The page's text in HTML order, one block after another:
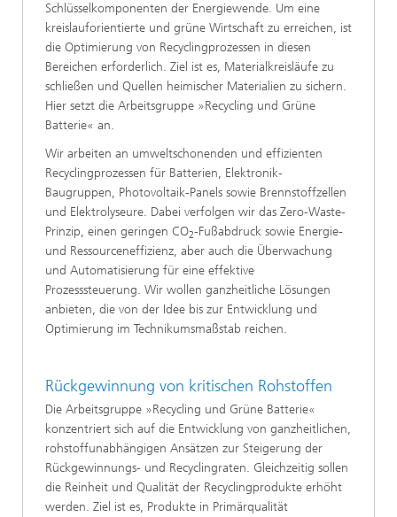
Schlüsselkomponenten der Energiewende. Um eine
kreislauforientierte und grüne Wirtschaft zu erreichen, ist
die Optimierung von Recyclingprozessen in diesen
Bereichen erforderlich. Ziel ist es, Materialkreisläufe zu
schließen und Quellen heimischer Materialien zu sichern.
Hier setzt die Arbeitsgruppe »Recycling und Grüne
Batterie« an.
Wir arbeiten an umweltschonenden und effizienten
Recyclingprozessen für Batterien, Elektronik-
Baugruppen, Photovoltaik-Panels sowie Brennstoffzellen
und Elektrolyseure. Dabei verfolgen wir das Zero-Waste-
Prinzip, einen geringen CO2-Fußabdruck sowie Energie-
und Ressourceneffizienz, aber auch die Überwachung
und Automatisierung für eine effektive
Prozesssteuerung. Wir wollen ganzheitliche Lösungen
anbieten, die von der Idee bis zur Entwicklung und
Optimierung im Technikumsmaßstab reichen.
Rückgewinnung von kritischen Rohstoffen
Die Arbeitsgruppe »Recycling und Grüne Batterie«
konzentriert sich auf die Entwicklung von ganzheitlichen,
rohstoffunabhängigen Ansätzen zur Steigerung der
Rückgewinnungs- und Recyclingraten. Gleichzeitig sollen
die Reinheit und Qualität der Recyclingprodukte erhöht
werden. Ziel ist es, Produkte in Primärqualität